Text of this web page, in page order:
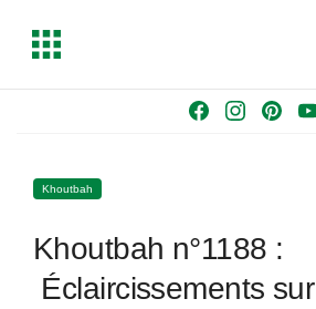
o
k
g
a
s
T
g
e
Khoutbah
Khoutbah n°1188 :
Éclaircissements sur